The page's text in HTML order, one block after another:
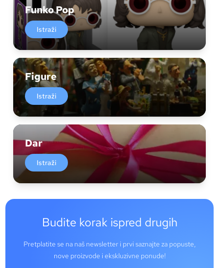
Funko Pop
Istraži
Figure
Istraži
Dar
Istraži
Budite korak ispred drugih
Pretplatite se na naš newsletter i prvi saznajte za popuste,
nove proizvode i ekskluzivne ponude!